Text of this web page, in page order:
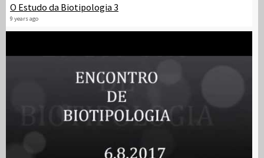
O Estudo da Biotipologia 3
9 years ago